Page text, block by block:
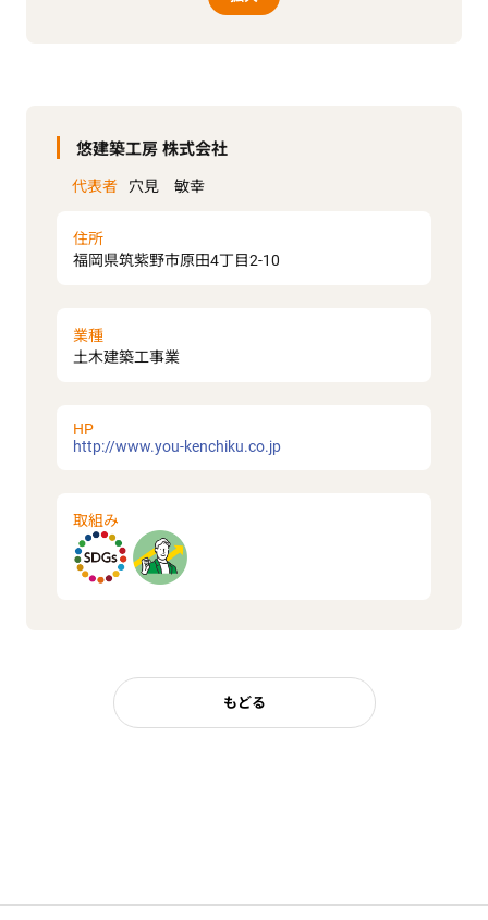
悠建築工房 株式会社
代表者 穴見 敏幸
住所
福岡県筑紫野市原田4丁目2-10
業種
土木建築工事業
HP
http://www.you-kenchiku.co.jp
取組み
もどる